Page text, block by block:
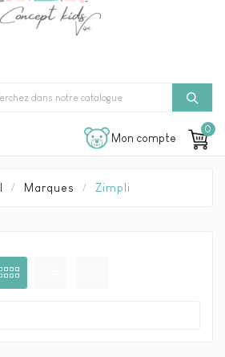
Mon compte
0
Marques Zimpli